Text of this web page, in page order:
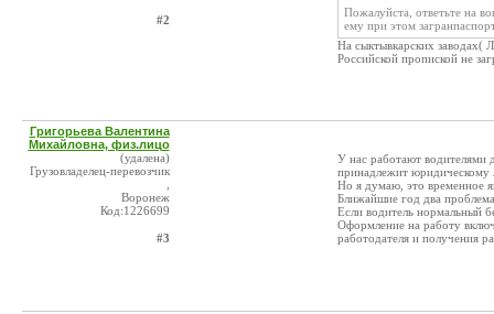
#2
Пожалуйста, ответьте на
ему при этом
На сыктывкарских заводах(
Российской пропиской не
Григорьева Валентина
Михайловна, физ.лицо
(удалена)
Грузовладелец-перевозчик
Воронеж
Код:1226699
#3
У нас работают водителями
принадлежит юридическому
Но я думаю, это временное
Ближайшие год два
Если водитель нормальный
Оформление на работу
работодателя и получения